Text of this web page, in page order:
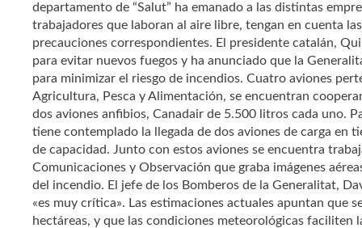
departamento de “Salut” ha emanado a las distintas
trabajadores que laboran al aire libre, tengan en cuenta
precauciones correspondientes. El presidente catalán,
para evitar nuevos fuegos y ha anunciado que la
para minimizar el riesgo de incendios. Cuatro aviones
Agricultura, Pesca y Alimentación, se encuentran
dos aviones anfibios, Canadair de 5.500 litros cada uno.
tiene contemplado la llegada de dos aviones de carga en
de capacidad. Junto con estos aviones se encuentra
Comunicaciones y Observación que graba imágenes
del incendio. El jefe de los Bomberos de la Generalitat,
«es muy crítica». Las estimaciones actuales apuntan que
hectáreas, y que las condiciones meteorológicas faciliten